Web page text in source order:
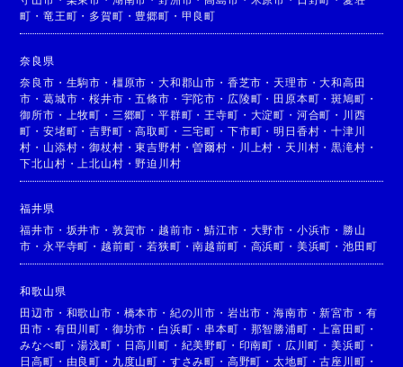
町 ・竜王町 ・ 多賀町 ・ 豊郷町 ・ 甲良町
奈良県
奈良市 ・ 生駒市 ・ 橿原市 ・大和郡山市 ・ 香芝市 ・ 天理市 ・大和高田
市 ・葛城市 ・桜井市 ・五條市 ・ 宇陀市 ・ 広陵町 ・ 田原本町 ・斑鳩町 ・
御所市 ・ 上牧町 ・ 三郷町 ・平群町 ・ 王寺町 ・ 大淀町 ・ 河合町 ・ 川西
町 ・安堵町 ・吉野町 ・高取町 ・ 三宅町 ・ 下市町 ・明日香村 ・十津川
村 ・ 山添村 ・御杖村 ・東吉野村 ・曽爾村 ・ 川上村 ・ 天川村 ・黒滝村 ・
下北山村 ・ 上北山村 ・野迫川村
福井県
福井市 ・ 坂井市 ・ 敦賀市 ・ 越前市 ・鯖江市 ・ 大野市 ・ 小浜市 ・ 勝山
市 ・永平寺町 ・ 越前町 ・若狭町 ・南越前町 ・ 高浜町 ・ 美浜町 ・ 池田町
和歌山県
田辺市 ・ 和歌山市 ・ 橋本市 ・ 紀の川市 ・ 岩出市 ・海南市 ・新宮市 ・ 有
田市 ・ 有田川町 ・ 御坊市 ・ 白浜町 ・ 串本町 ・ 那智勝浦町 ・ 上富田町 ・
みなべ町 ・湯浅町 ・ 日高川町 ・ 紀美野町 ・ 印南町 ・ 広川町 ・美浜町 ・
日高町 ・ 由良町 ・ 九度山町 ・ すさみ町 ・ 高野町 ・太地町 ・古座川町 ・